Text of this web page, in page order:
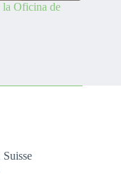
la Oficina de